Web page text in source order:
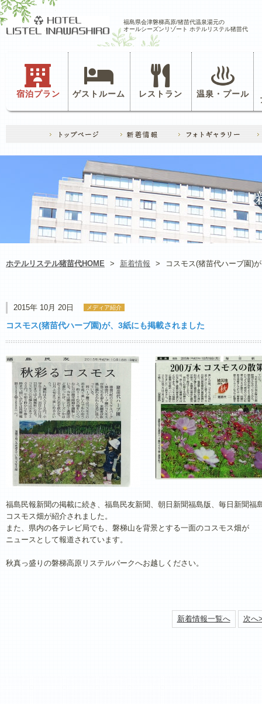
福島県会津磐梯高原/猪苗代温泉湯元の
オールシーズンリゾート ホテルリステル猪苗代
宿泊プラン ゲストルーム レストラン 温泉・プール
ホテルリステル猪苗代HOME > 新着情報 > コスモス(猪苗代ハーブ園)
2015年 10月 20日 メディア紹介
コスモス(猪苗代ハーブ園)が、3紙にも掲載されました
福島民報新聞の掲載に続き、福島民友新聞、朝日新聞福島版、毎日新聞福
コスモス畑が紹介されました。
また、県内の各テレビ局でも、磐梯山を背景とする一面のコスモス畑が
ニュースとして報道されています。
秋真っ盛りの磐梯高原リステルパークへお越しください。
新着情報一覧へ 次へ